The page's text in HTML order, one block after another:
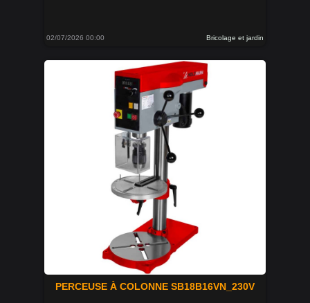
02/07/2026 00:00 Bricolage et jardin
PERCEUSE À COLONNE SB18B16VN_230V